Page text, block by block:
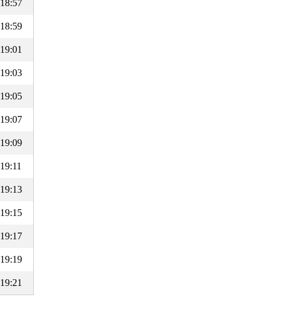
18:57
18:59
19:01
19:03
19:05
19:07
19:09
19:11
19:13
19:15
19:17
19:19
19:21